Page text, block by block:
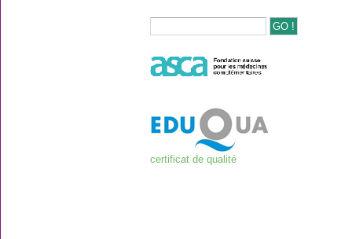
certificat de qualité